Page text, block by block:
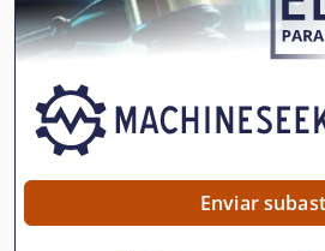
EQUIPAMIENTO Y ACCESORIOS. La
contratos de compraventa,
y condiciones generales (consulte
Dwjdpfxjvxpc Hj Ag Uea
Enviar